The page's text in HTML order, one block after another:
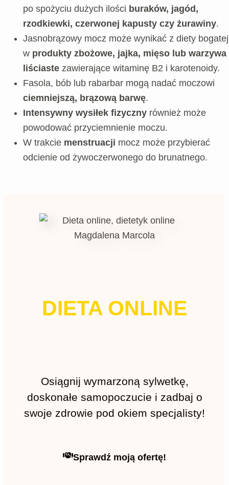
po spożyciu dużych ilości buraków, jagód,
rzodkiewki, czerwonej kapusty czy żurawiny.
Jasnobrązowy mocz może wynikać z diety bogatej
w produkty zbożowe, jajka, mięso lub warzywa
liściaste zawierające witaminę B2 i karotenoidy.
Fasola, bób lub rabarbar mogą nadać moczowi
ciemniejszą, brązową barwę.
Intensywny wysiłek fizyczny również może
powodować przyciemnienie moczu.
W trakcie menstruacji mocz może przybierać
odcienie od żywoczerwonego do brunatnego.
DIETA ONLINE
Osiągnij wymarzoną sylwetkę,
doskonałe samopoczucie i zadbaj o
swoje zdrowie pod okiem specjalisty!
Sprawdź moją ofertę!